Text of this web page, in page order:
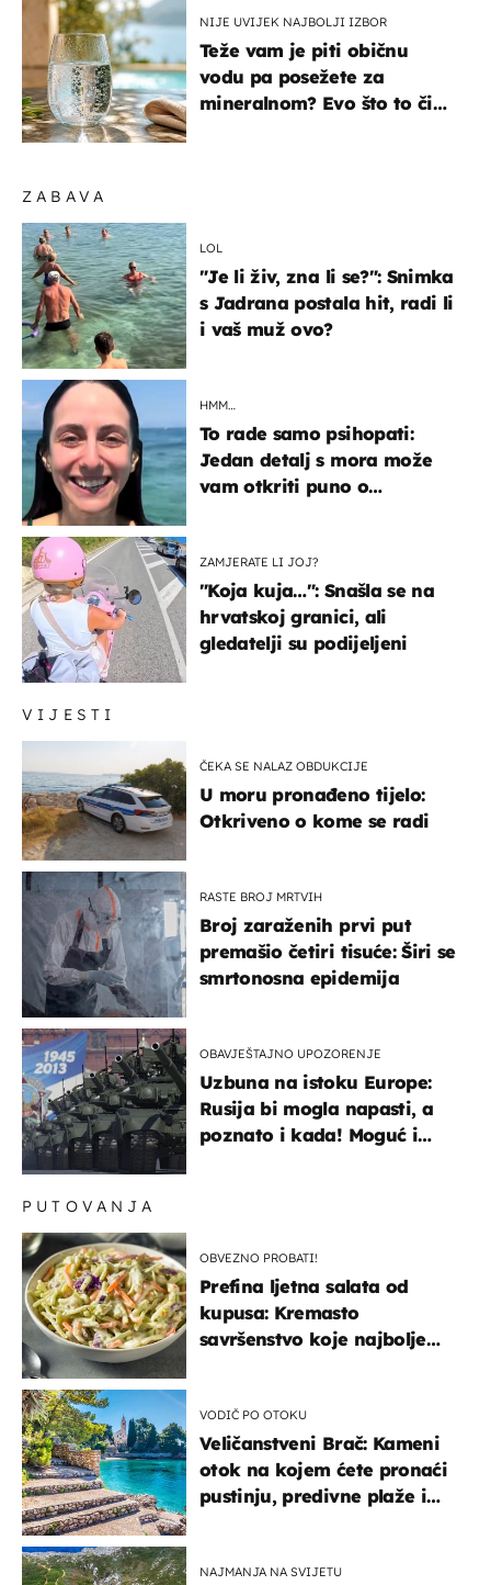
VIJESTI
ČEKA SE NALAZ OBDUKCIJE
U moru pronađeno tijelo:
Otkriveno o kome se radi
RASTE BROJ MRTVIH
Broj zaraženih prvi put
premašio četiri tisuće: Širi se
smrtonosna epidemija
OBAVJEŠTAJNO UPOZORENJE
Uzbuna na istoku Europe:
Rusija bi mogla napasti, a
poznato i kada! Moguć i
ZABAVA
LOL
"Je li živ, zna li se?": Snimka
s Jadrana postala hit, radi li
i vaš muž ovo?
HMM…
To rade samo psihopati:
Jedan detalj s mora može
vam otkriti puno o
ZAMJERATE LI JOJ?
"Koja kuja…": Snašla se na
hrvatskoj granici, ali
gledatelji su podijeljeni
PUTOVANJA
OBVEZNO PROBATI!
Prefina ljetna salata od
kupusa: Kremasto
savršenstvo koje najbolje
VODIČ PO OTOKU
Veličanstveni Brač: Kameni
otok na kojem ćete pronaći
pustinju, predivne plaže i
NAJMANJA NA SVIJETU
NIJE UVIJEK NAJBOLJI IZBOR
Teže vam je piti običnu
vodu pa posežete za
mineralnom? Evo što to čini